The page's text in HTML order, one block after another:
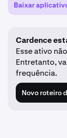
Baixar
Cardence
Esse ativo
Entretanto,
frequência.
Novo roteiro